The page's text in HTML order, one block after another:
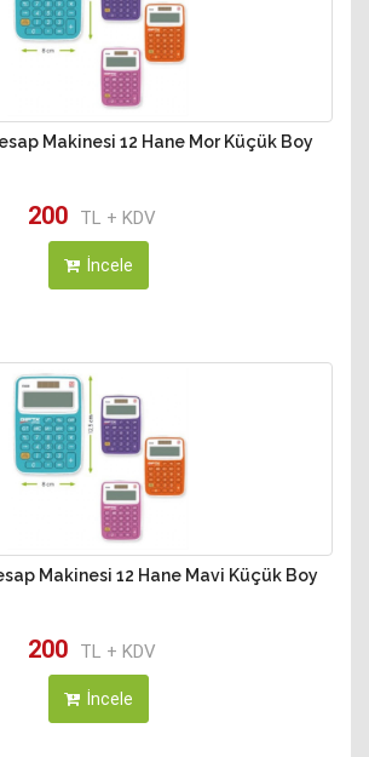
Makinesi 12 Hane Mor Küçük Boy
200 TL + KDV
İncele
Makinesi 12 Hane Mavi Küçük Boy
200 TL + KDV
İncele